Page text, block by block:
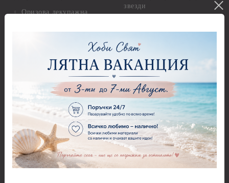
Оризова декупажна
Оризова декупажна хартия
А4 - Itd. Collection - 25-30
Фина оризова декупажна
хартия Stamperia - 21 х
29.см. - 28гр.
Декупажна хартия - Други
Антични пасти
Вакс пасти
звезди
и клонки
Перфоратори - Детски
Перфоратори - Животни
Перфоратори - Коледни и
Зимни
Рисуване
Грунд и почистващи
разтвори
Платна за рисуване
Стативи и поставки